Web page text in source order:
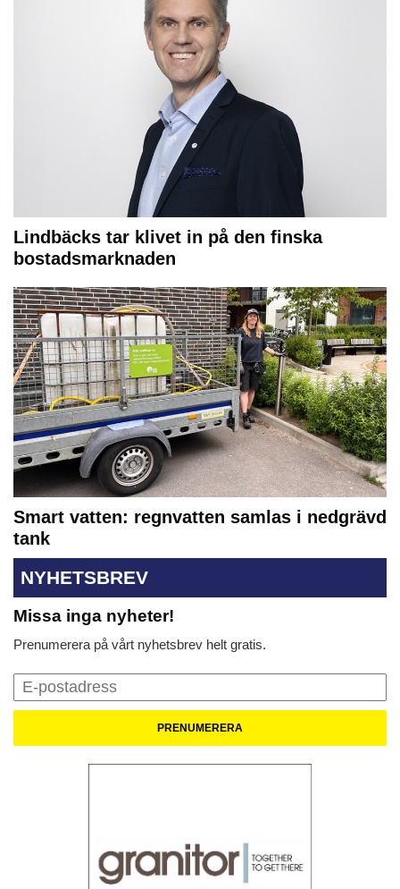
Lindbäcks tar klivet in på den finska
bostadsmarknaden
Smart vatten: regnvatten samlas i nedgrävd
tank
NYHETSBREV
Missa inga nyheter!
Prenumerera på vårt nyhetsbrev helt gratis.